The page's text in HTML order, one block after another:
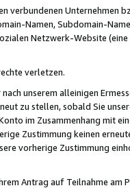
verbundenen Unternehmen
Namen, Subdomain-
Netzwerk-Website
verletzen.
unserem alleinigen
zu stellen, sobald Sie
im Zusammenhang mit
Zustimmung keinen
vorherige Zustimmung
Antrag auf Teilnahme